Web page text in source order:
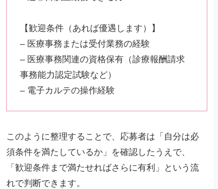
【歓迎条件（あれば優遇します）】
– 医療事務または受付業務の経験
– 医療事務関連の資格保有（診療報酬請求
事務能力認定試験など）
– 電子カルテの操作経験
このように整理することで、応募者は「自分は必
須条件を満たしているか」を確認したうえで、
「歓迎条件まで満たせればさらに有利」という流
れで判断できます。